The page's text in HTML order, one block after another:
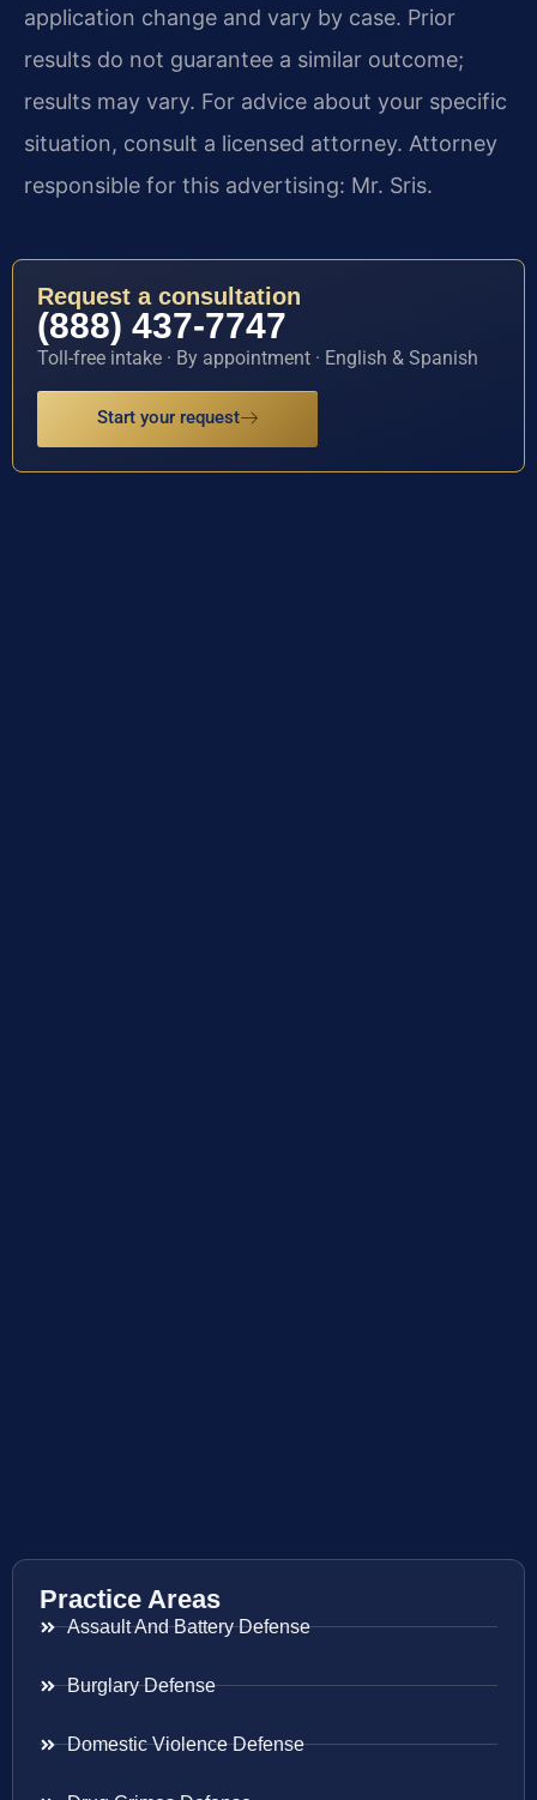
application change and vary by case. Prior
results do not guarantee a similar outcome;
results may vary. For advice about your specific
situation, consult a licensed attorney. Attorney
responsible for this advertising: Mr. Sris.
Request a consultation
(888) 437-7747
Toll-free intake · By appointment · English & Spanish
Start your request
Practice Areas
Assault And Battery Defense
Burglary Defense
Domestic Violence Defense